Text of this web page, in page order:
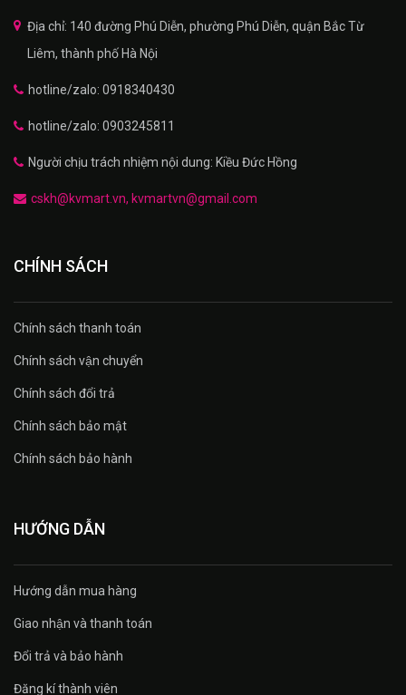
Địa chỉ: 140 đường Phú Diễn, phường Phú Diễn, quận Bắc Từ
Liêm, thành phố Hà Nội
hotline/zalo: 0918340430
hotline/zalo: 0903245811
Người chịu trách nhiệm nội dung: Kiều Đức Hồng
cskh@kvmart.vn, kvmartvn@gmail.com
CHÍNH SÁCH
Chính sách thanh toán
Chính sách vận chuyển
Chính sách đổi trả
Chính sách bảo mật
Chính sách bảo hành
HƯỚNG DẪN
Hướng dẫn mua hàng
Giao nhận và thanh toán
Đổi trả và bảo hành
Đăng kí thành viên